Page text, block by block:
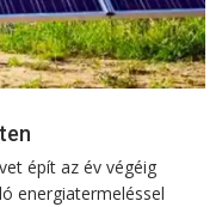
épít az év végéig
energiatermeléssel